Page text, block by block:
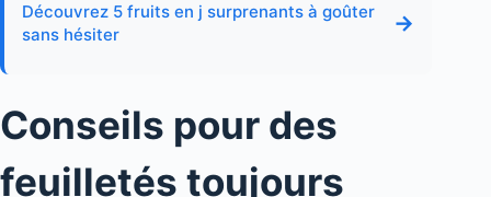
Découvrez 5 fruits en j surprenants à goûter
sans hésiter
→
Conseils pour des
feuilletés toujours